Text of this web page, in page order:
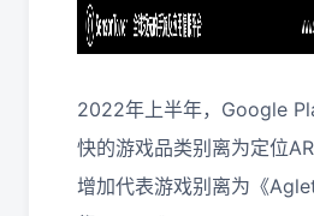
2022年上半年，Google
快的游戏品类别离为定位
增加代表游戏别离为《